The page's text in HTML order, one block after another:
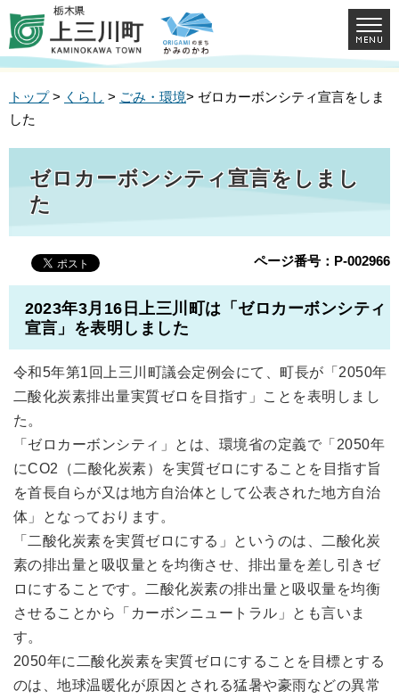
トップ> くらし > ごみ・環境> ゼロカーボンシティ宣言をしま
した
ゼロカーボンシティ宣言をしまし
た
ページ番号：P-002966
2023年3月16日上三川町は「ゼロカーボンシティ
宣言」を表明しました
令和5年第1回上三川町議会定例会にて、町長が「2050年
二酸化炭素排出量実質ゼロを目指す」ことを表明しまし
た。
「ゼロカーボンシティ」とは、環境省の定義で「2050年
にCO2（二酸化炭素）を実質ゼロにすることを目指す旨
を首長自らが又は地方自治体として公表された地方自治
体」となっております。
「二酸化炭素を実質ゼロにする」というのは、二酸化炭
素の排出量と吸収量とを均衡させ、排出量を差し引きゼ
ロにすることです。二酸化炭素の排出量と吸収量を均衡
させることから「カーボンニュートラル」とも言いま
す。
2050年に二酸化炭素を実質ゼロにすることを目標とする
のは、地球温暖化が原因とされる猛暑や豪雨などの異常